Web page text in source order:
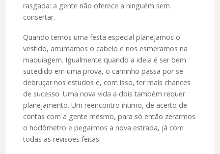
rasgada: a gente não oferece a ninguém sem
consertar.
Quando temos uma festa especial planejamos o
vestido, arrumamos o cabelo e nos esmeramos na
maquiagem. Igualmente quando a ideia é ser bem
sucedido em uma prova, o caminho passa por se
debruçar nos estudos e, com isso, ter mais chances
de sucesso. Uma nova vida a dois também requer
planejamento. Um reencontro íntimo, de acerto de
contas com a gente mesmo, para só então zerarmos
o hodômetro e pegarmos a nova estrada, já com
todas as revisões feitas.